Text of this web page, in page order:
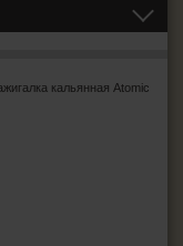
кальянная Atomic
НИХ